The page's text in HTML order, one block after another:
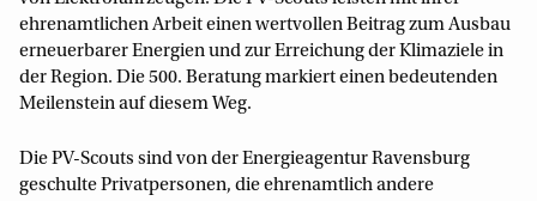
ehrenamtlichen Arbeit einen wertvollen Beitrag zum Ausbau
erneuerbarer Energien und zur Erreichung der Klimaziele in
der Region. Die 500. Beratung markiert einen bedeutenden
Meilenstein auf diesem Weg.
Die PV-Scouts sind von der Energieagentur Ravensburg
geschulte Privatpersonen, die ehrenamtlich andere